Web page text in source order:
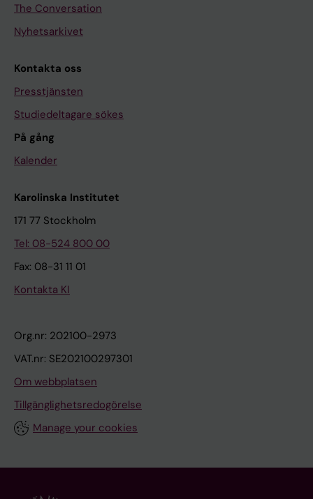
The Conversation
Nyhetsarkivet
Kontakta oss
Presstjänsten
Studiedeltagare sökes
På gång
Kalender
Karolinska Institutet
171 77 Stockholm
Tel: 08-524 800 00
Fax: 08-31 11 01
Kontakta KI
Org.nr: 202100-2973
VAT.nr: SE202100297301
Om webbplatsen
Tillgänglighetsredogörelse
Manage your cookies